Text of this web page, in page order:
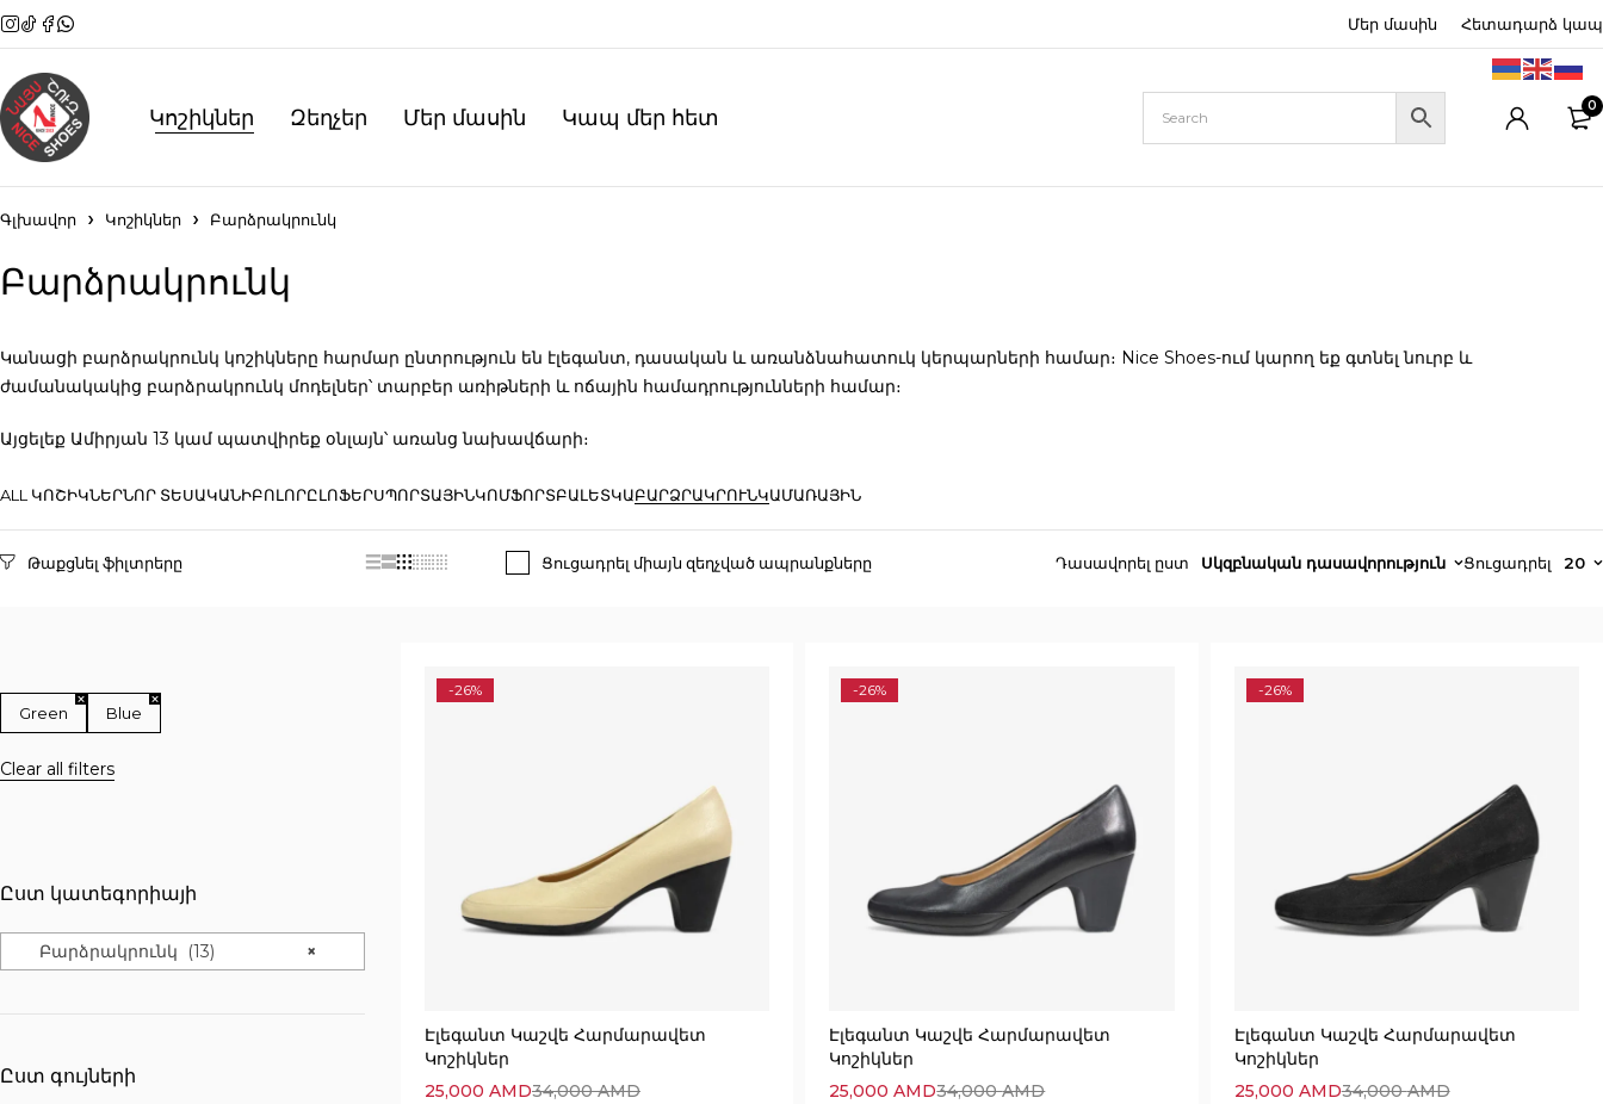
Մեր մասին Հետադարձ կապ
Կոշիկներ Զեղչեր Մեր մասին Կապ մեր հետ 0
Գլխավոր Կոշիկներ Բարձրակրունկ
Բարձրակրունկ
Կանացի բարձրակրունկ կոշիկները հարմար ընտրություն են էլեգանտ, դասական և առանձնահատուկ կերպարների համար։ Nice Shoes-ում կարող եք գտնել նուրբ և
ժամանակակից բարձրակրունկ մոդելներ՝ տարբեր առիթների և ոճային համադրությունների համար։
Այցելեք Ամիրյան 13 կամ պատվիրեք օնլայն՝ առանց նախավճարի։
ALL ԿՈՇԻԿՆԵՐՆՈՐ ՏԵՍԱԿԱՆԻԲՈԼՈՐԸԼՈՖԵՐՍՊՈՐՏԱՅԻՆԿՈՄՖՈՐՏԲԱԼԵՏԿԱԲԱՐՁՐԱԿՐՈՒՆԿԱՄԱՌԱՅԻՆ
Ցուցադրել միայն զեղչված ապրանքները Դասավորել ըստ Սկզբնական դասավորություն Ցուցադրել 20
Green Blue
Clear all filters
Ըստ կատեգորիայի
×
Բարձրակրունկ (13)
Ըստ գույների
-26%
Էլեգանտ Կաշվե Հարմարավետ
Կոշիկներ
34,000AMD
25,000 AMD
-26%
Էլեգանտ Կաշվե Հարմարավետ
Կոշիկներ
34,000AMD
25,000AMD
-26%
Էլեգանտ Կաշվե Հարմարավետ
Կոշիկներ
34,000AMD
25,000 AMD